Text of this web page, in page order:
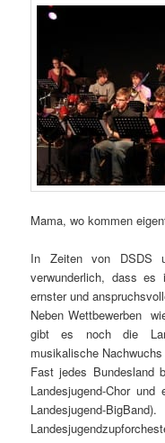
Mama, wo kommen
In Zeiten von DSDS
verwunderlich, dass
ernster und
Neben Wettbewerben
gibt es noch die
musikalische
Fast jedes Bundesland
Landesjugend-Chor und
Landesjugend-